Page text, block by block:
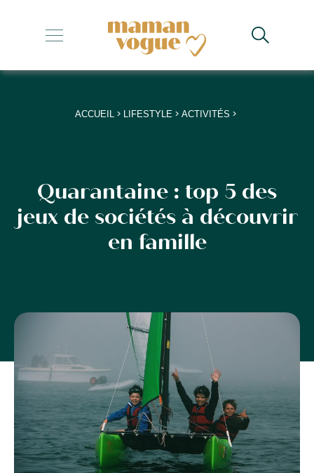
+
+
+
+
ACCUEIL > LIFESTYLE > ACTIVITÉS >
Quarantaine : top 5 des
jeux de sociétés à découvrir
en famille